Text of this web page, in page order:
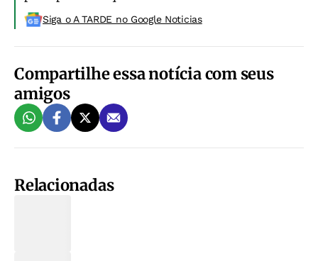
Siga o A TARDE no Google Noticias
Compartilhe essa notícia com seus
amigos
Relacionadas